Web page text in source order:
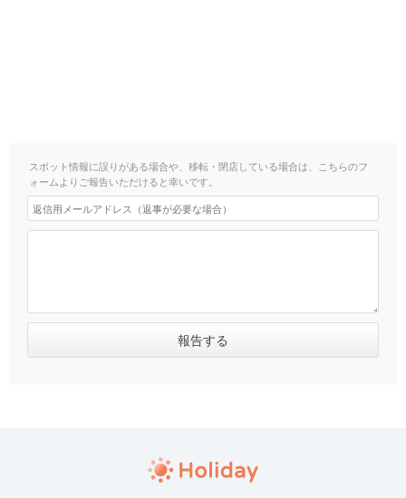
スポット情報に誤りがある場合や、移転・閉店している場合は、こちらのフ
ォームよりご報告いただけると幸いです。